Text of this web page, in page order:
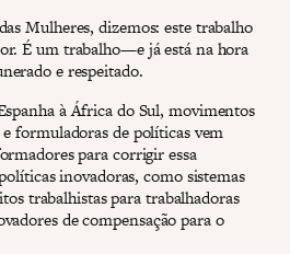
Mulheres, dizemos: este trabalho
É um trabalho—e já está na hora
e respeitado.
à África do Sul, movimentos
formuladoras de políticas vem
para corrigir essa
inovadoras, como sistemas
trabalhistas para trabalhadoras
de compensação para o